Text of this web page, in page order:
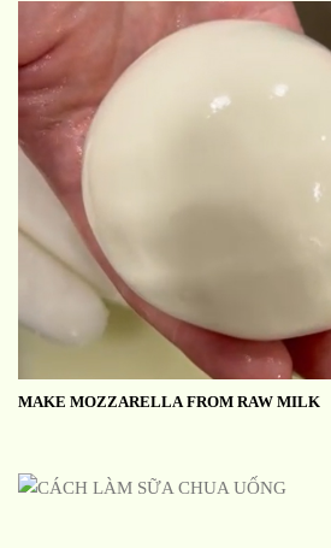
MAKE MOZZARELLA FROM RAW MILK